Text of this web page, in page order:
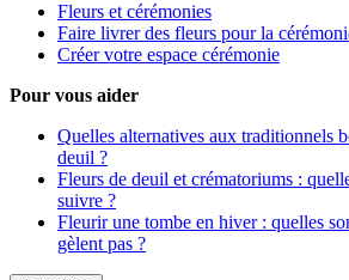
Fleurs et cérémonies
Faire livrer des fleurs pour la
Créer votre espace cérémonie
Pour vous aider
Quelles alternatives aux traditionnels
deuil ?
Fleurs de deuil et crématoriums :
suivre ?
Fleurir une tombe en hiver : quelles
gèlent pas ?